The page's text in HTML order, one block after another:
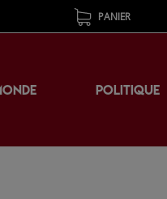
PANIER
POLITIQUE